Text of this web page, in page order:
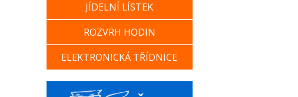
JÍDELNÍ LÍSTEK
ROZVRH HODIN
ELEKTRONICKÁ TŘÍDNICE